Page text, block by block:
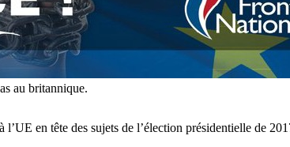
au britannique.
en tête des sujets de l’élection présidentielle de